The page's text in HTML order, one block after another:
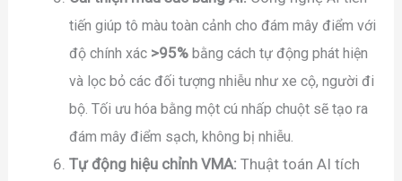
tiến giúp tô màu toàn cảnh cho đám mây điểm với
độ chính xác >95% bằng cách tự động phát hiện
và lọc bỏ các đối tượng nhiễu như xe cộ, người đi
bộ. Tối ưu hóa bằng một cú nhấp chuột sẽ tạo ra
đám mây điểm sạch, không bị nhiễu.
Tự động hiệu chỉnh VMA:Thuật toánAI tích